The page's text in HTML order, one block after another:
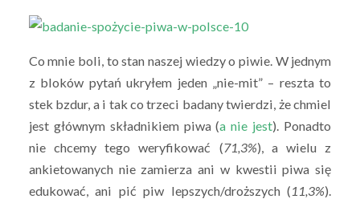
Co mnie boli, to stan naszej wiedzy o piwie. W jednym
z bloków pytań ukryłem jeden „nie-mit” – reszta to
stek bzdur, a i tak co trzeci badany twierdzi, że chmiel
jest głównym składnikiem piwa (a nie jest). Ponadto
nie chcemy tego weryfikować (71,3%), a wielu z
ankietowanych nie zamierza ani w kwestii piwa się
edukować, ani pić piw lepszych/droższych (11,3%).